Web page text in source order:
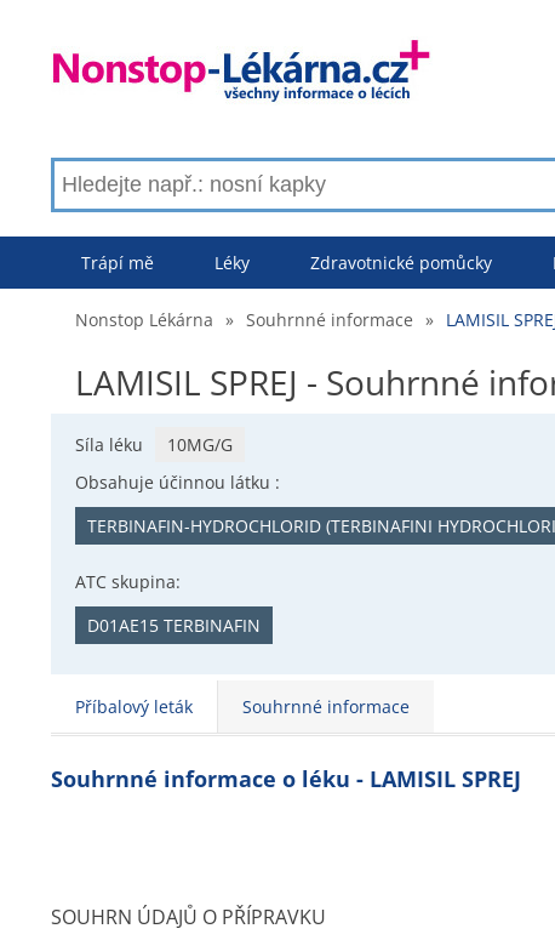
Trápí mě Léky Zdravotnické pomůcky
Nonstop Lékárna » Souhrnné informace » LAMISIL
LAMISIL SPREJ - Souhrnné
Síla léku
10MG/G
Obsahuje účinnou látku :
TERBINAFIN-HYDROCHLORID (TERBINAFINI
ATC skupina:
D01AE15 TERBINAFIN
Příbalový leták Souhrnné informace
Souhrnné informace o léku - LAMISIL SPREJ
SOUHRN ÚDAJŮ O PŘÍPRAVKU